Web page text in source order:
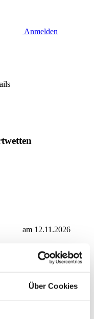
Über Cookies
Anmelden
am 12.11.2026